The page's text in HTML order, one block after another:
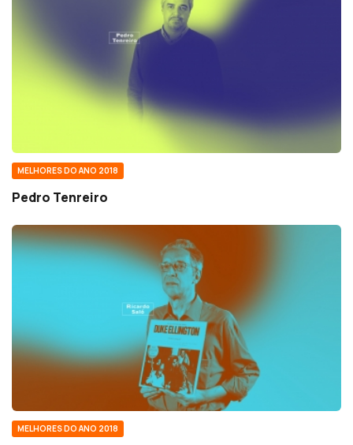
MELHORES DO ANO 2018
Pedro Tenreiro
MELHORES DO ANO 2018